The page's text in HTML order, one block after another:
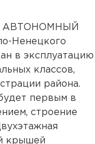
АВТОНОМНЫЙ
Ненецкого
в эксплуатацию
классов,
района.
первым в
строение
крышей